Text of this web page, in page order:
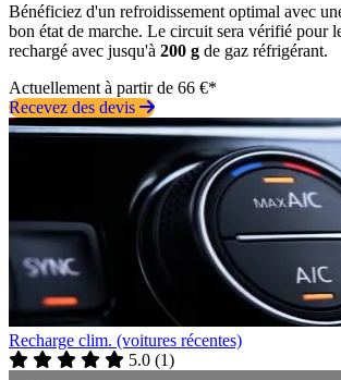
Bénéficiez d'un refroidissement optimal avec
bon état de marche. Le circuit sera vérifié pour
rechargé avec jusqu'à 200 g de gaz réfrigérant.
Actuellement à partir de 66 €*
Recevez des devis
Recharge clim. (voitures récentes)
5.0 (1)